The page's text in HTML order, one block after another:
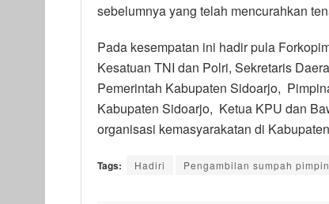
sebelumnya yang telah mencurahkan
Pada kesempatan ini hadir pula
Kesatuan TNI dan Polri, Sekretaris
Pemerintah Kabupaten Sidoarjo,
Kabupaten Sidoarjo, Ketua KPU dan
organisasi kemasyarakatan di
Tags: Hadiri Pengambilan sumpah